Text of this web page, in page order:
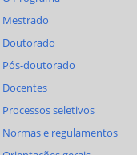
Mestrado
Doutorado
Pós-doutorado
Docentes
Processos seletivos
Normas e regulamentos